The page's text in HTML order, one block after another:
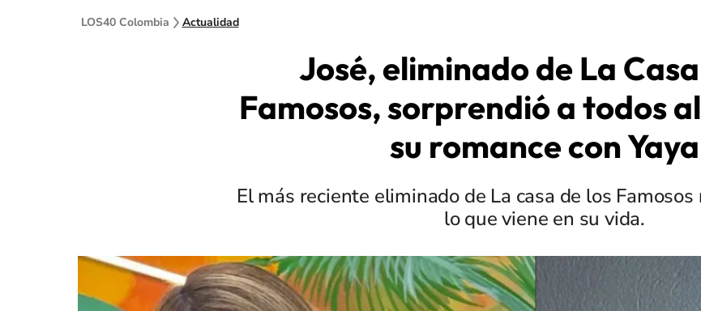
LOS40 Colombia Actualidad
José, eliminado de La
Famosos, sorprendió a todos
su romance con Yaya
El más reciente eliminado de La casa de los
lo que viene en su vida.